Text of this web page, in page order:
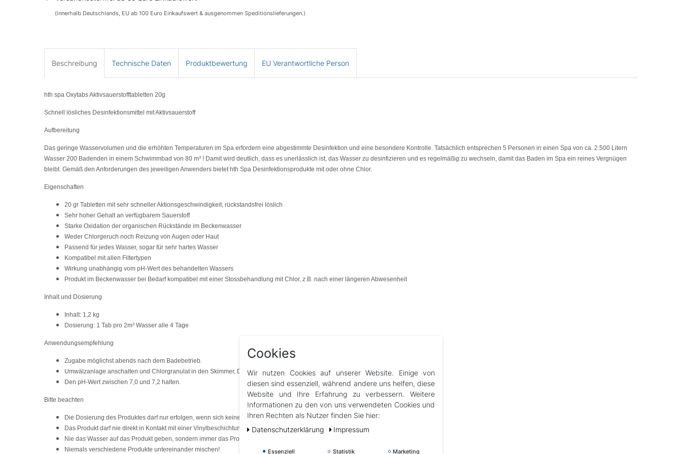
(innerhalb Deutschlands, EU ab 100 Euro Einkaufswert & ausgenommen Speditionslieferungen.)
Beschreibung Technische Daten Produktbewertung EU Verantwortliche Person
hth spa Oxytabs Aktivsauerstofftabletten 20g
Schnell lösliches Desinfektionsmittel mit Aktivsauerstoff
Aufbereitung
Das geringe Wasservolumen und die erhöhten Temperaturen im Spa erfordern eine abgestimmte Desinfektion und eine besondere Kontrolle. Tatsächlich entsprechen 5 Personen in einen Spa von ca. 2.500 Litern
Wasser 200 Badenden in einem Schwimmbad von 80 m³ ! Damit wird deutlich, dass es unerlässlich ist, das Wasser zu desinfizieren und es regelmäßig zu wechseln, damit das Baden im Spa ein reines Vergnügen
bleibt. Gemäß den Anforderungen des jeweiligen Anwenders bietet hth Spa Desinfektionsprodukte mit oder ohne Chlor.
Eigenschaften
20 gr Tabletten mit sehr schneller Aktionsgeschwindigkeit, rückstandsfrei löslich
Sehr hoher Gehalt an verfügbarem Sauerstoff
Starke Oxidation der organischen Rückstände im Beckenwasser
Weder Chlorgeruch noch Reizung von Augen oder Haut
Passend für jedes Wasser, sogar für sehr hartes Wasser
Kompatibel mit allen Filtertypen
Wirkung unabhängig vom pH-Wert des behandelten Wassers
Produkt im Beckenwasser bei Bedarf kompatibel mit einer Stossbehandlung mit Chlor, z.B. nach einer längeren Abwesenheit
Inhalt und Dosierung
Inhalt: 1,2 kg
Dosierung: 1 Tab pro 2m³ Wasser alle 4 Tage
Anwendungsempfehlung
Zugabe möglichst abends nach dem Badebetrieb.
Umwälzanlage anschalten und Chlorgranulat in den Skimmer, Dosierschwimmer oder in den Filterbehälter geben.
Den pH-Wert zwischen 7,0 und 7,2 halten.
Bitte beachten
Die Dosierung des Produktes darf nur erfolgen, wenn sich keine Badenden im Wasser aufhalten!
Das Produkt darf nie direkt in Kontakt mit einer Vinylbeschichtung kommen!
Nie das Wasser auf das Produkt geben, sondern immer das Produkt ins Wasser dosieren!
Niemals verschiedene Produkte untereinander mischen!
Cookies
Wir nutzen Cookies auf unserer Website. Einige von
diesen sind essenziell, während andere uns helfen, diese
Website und Ihre Erfahrung zu verbessern. Weitere
Informationen zu den von uns verwendeten Cookies und
Ihren Rechten als Nutzer finden Sie hier:
Daten­schutz­erklärung
Impressum
Essenziell Statistik Marketing